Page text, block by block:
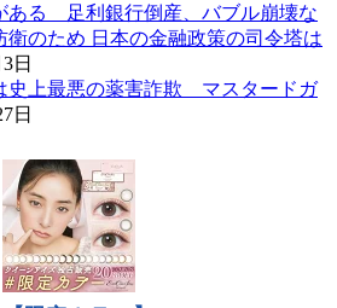
ある 足利銀行倒産、バブル崩壊な
衛のため 日本の金融政策の司令塔は
日
史上最悪の薬害詐欺 マスタードガ
日